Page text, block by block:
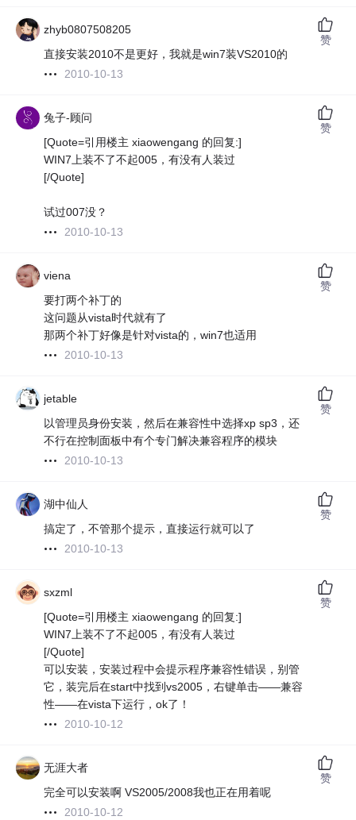
zhyb0807508205
直接安装2010不是更好，我就是win7装VS2010的
2010-10-13
赞
兔子-顾问
[Quote=引用楼主 xiaowengang 的回复:]
WIN7上装不了不起005，有没有人装过
[/Quote]
试过007没？
2010-10-13
赞
viena
要打两个补丁的
这问题从vista时代就有了
那两个补丁好像是针对vista的，win7也适用
2010-10-13
赞
jetable
以管理员身份安装，然后在兼容性中选择xp sp3，还
不行在控制面板中有个专门解决兼容程序的模块
2010-10-13
赞
湖中仙人
搞定了，不管那个提示，直接运行就可以了
2010-10-13
赞
sxzml
[Quote=引用楼主 xiaowengang 的回复:]
WIN7上装不了不起005，有没有人装过
[/Quote]
可以安装，安装过程中会提示程序兼容性错误，别管
它，装完后在start中找到vs2005，右键单击——兼容
性——在vista下运行，ok了！
2010-10-12
赞
无涯大者
完全可以安装啊 VS2005/2008我也正在用着呢
2010-10-12
赞